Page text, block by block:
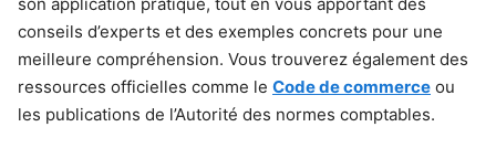
conseils d’experts et des exemples concrets pour une
meilleure compréhension. Vous trouverez également des
ressources officielles comme le Code de commerce ou
les publications de l’Autorité des normes comptables.